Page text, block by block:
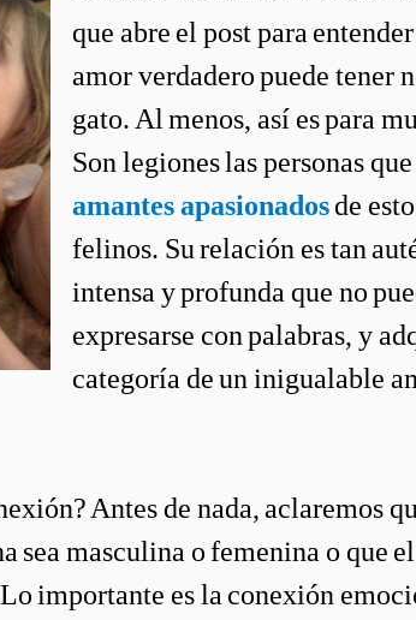
que abre el post para
amor verdadero puede tener
gato. Al menos, así es para
Son legiones las personas
amantes apasionadosde
felinos. Su relación es tan
intensa y profunda que no
expresarse con palabras, y
categoría de un inigualable
Antes de nada, aclaremos
sea masculina o femenina o que
importante es la conexión